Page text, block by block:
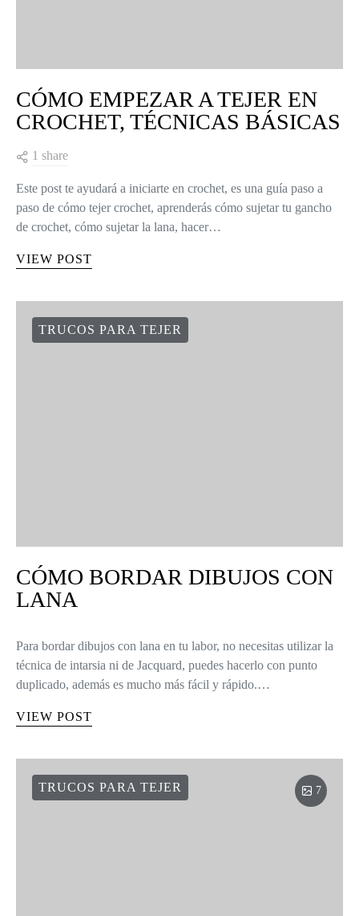
CÓMO EMPEZAR A TEJER EN
CROCHET, TÉCNICAS BÁSICAS
1 share
Este post te ayudará a iniciarte en crochet, es una guía paso a
paso de cómo tejer crochet, aprenderás cómo sujetar tu gancho
de crochet, cómo sujetar la lana, hacer…
VIEW POST
TRUCOS PARA TEJER
CÓMO BORDAR DIBUJOS CON
LANA
Para bordar dibujos con lana en tu labor, no necesitas utilizar la
técnica de intarsia ni de Jacquard, puedes hacerlo con punto
duplicado, además es mucho más fácil y rápido.…
VIEW POST
TRUCOS PARA TEJER 7